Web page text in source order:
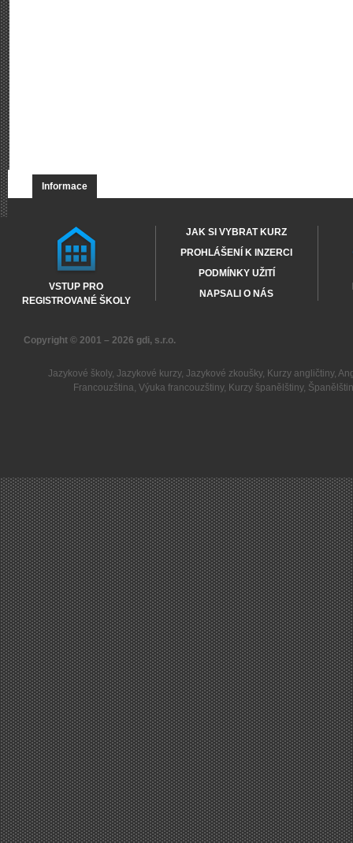
Informace
VSTUP PRO
REGISTROVANÉ ŠKOLY
JAK SI VYBRAT KURZ
PROHLÁŠENÍ K INZERCI
PODMÍNKY UŽITÍ
NAPSALI O NÁS
Copyright © 2001 – 2026 gdi, s.r.o.
Jazykové školy, Jazykové kurzy, Jazykové zkoušky, Kurzy angličtiny,
Francouzština,Výuka francouzštiny, Kurzy španělštiny,